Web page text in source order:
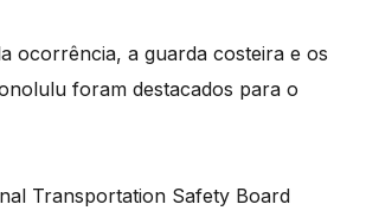
ocorrência, a guarda costeira e os
foram destacados para o
Transportation Safety Board